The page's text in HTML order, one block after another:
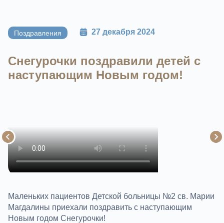
Поздравления 27 декабря 2024
Снегурочки поздравили детей с
наступающим Новым годом!
Маленьких пациентов Детской больницы №2 св. Марии
Магдалины приехали поздравить с наступающим
Новым годом Снегурочки!